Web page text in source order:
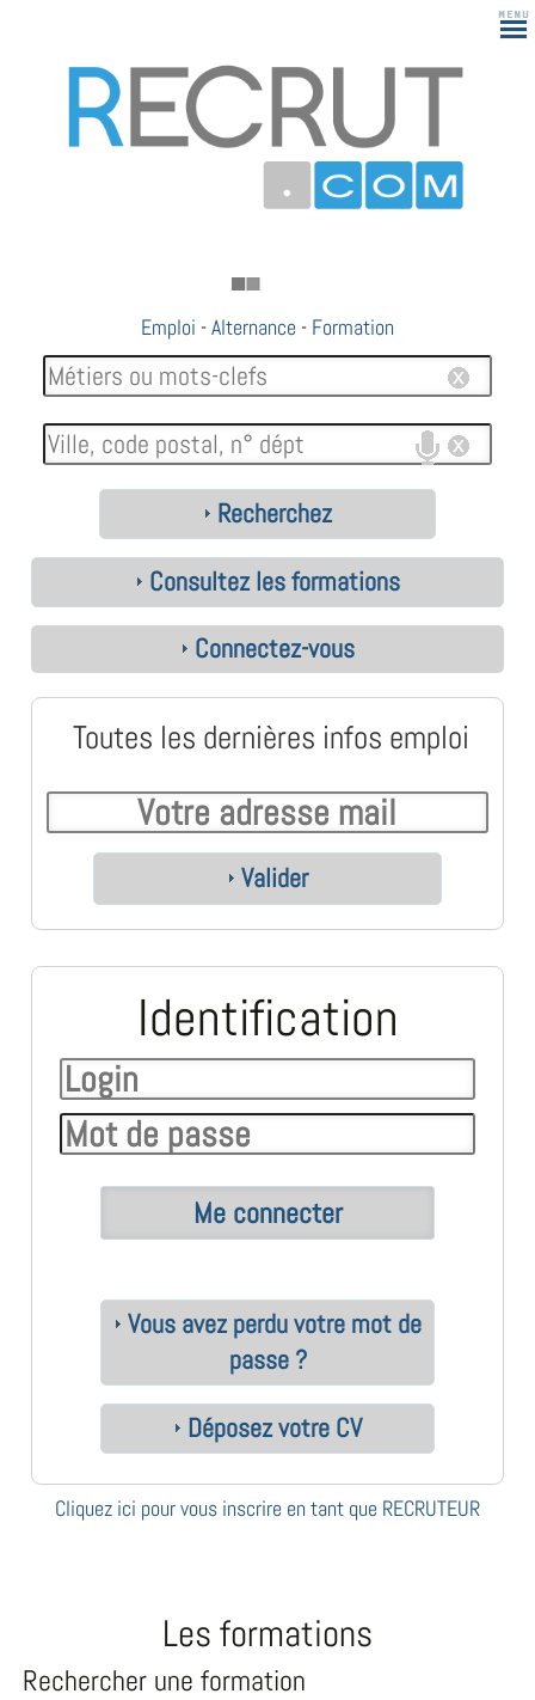
Emploi -Alternance - Formation
Recherchez
Consultez les formations
Connectez-vous
Toutes les dernières infos emploi
Valider
Identification
Vous avez perdu votre mot de
passe ?
Déposez votre CV
Cliquez ici pour vous inscrire en tant que RECRUTEUR
Les formations
Rechercher une formation